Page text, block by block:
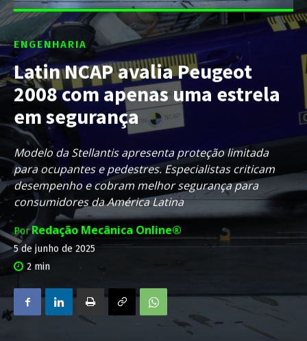
ENGENHARIA
Latin NCAP avalia Peugeot
2008 com apenas uma estrela
em segurança
Modelo da Stellantis apresenta proteção limitada
para ocupantes e pedestres. Especialistas criticam
desempenho e cobram melhor segurança para
consumidores da América Latina
PorRedação Mecânica Online®
5 de junho de 2025
2 min